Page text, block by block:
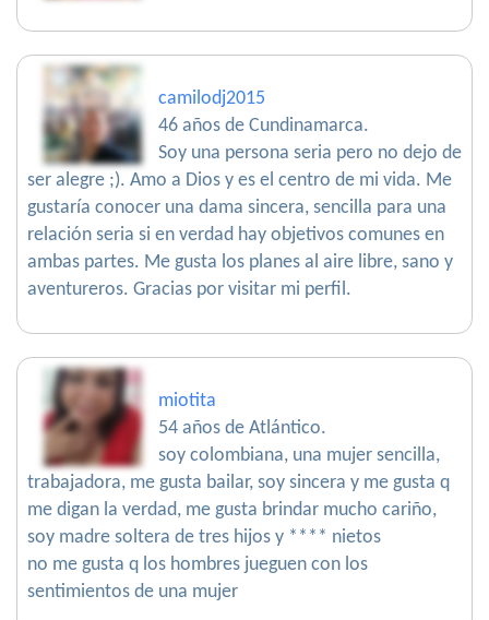
camilodj2015
46 años de Cundinamarca.
Soy una persona seria pero no dejo de
ser alegre ;). Amo a Dios y es el centro de mi vida. Me
gustaría conocer una dama sincera, sencilla para una
relación seria si en verdad hay objetivos comunes en
ambas partes. Me gusta los planes al aire libre, sano y
aventureros. Gracias por visitar mi perfil.
miotita
54 años de Atlántico.
soy colombiana, una mujer sencilla,
trabajadora, me gusta bailar, soy sincera y me gusta q
me digan la verdad, me gusta brindar mucho cariño,
soy madre soltera de tres hijos y **** nietos
no me gusta q los hombres jueguen con los
sentimientos de una mujer